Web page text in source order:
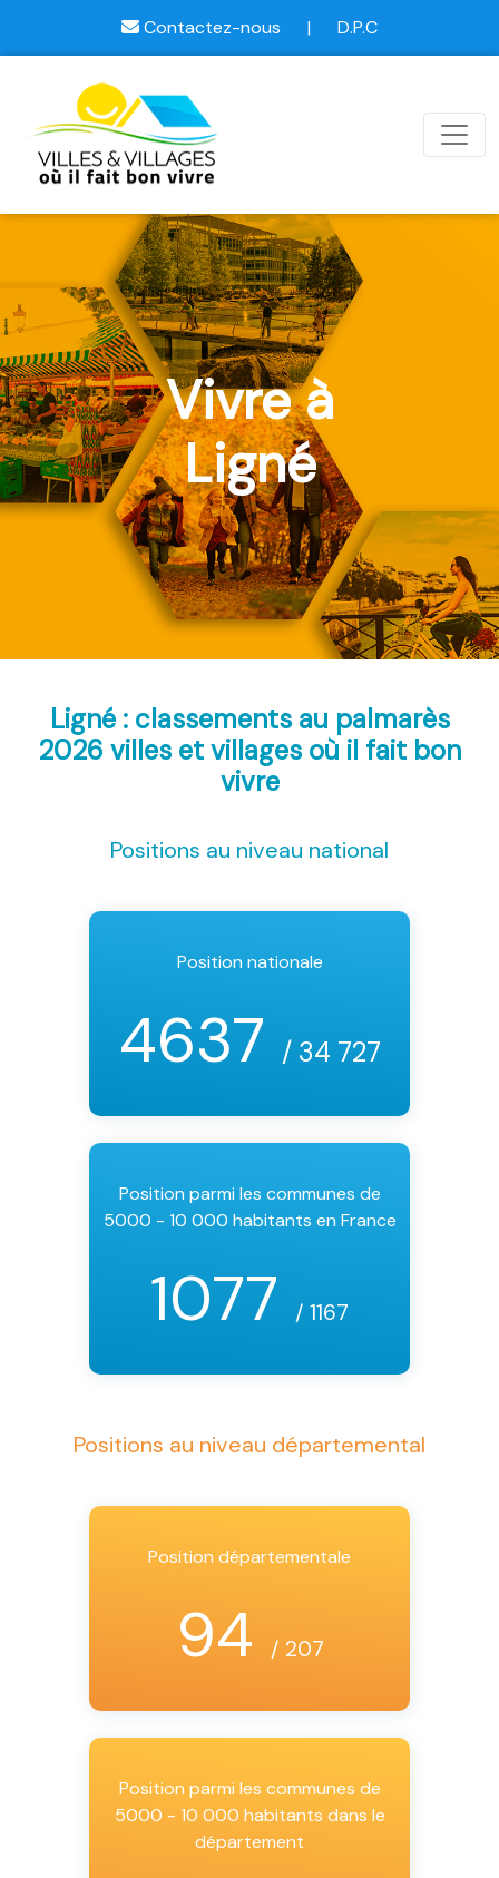
Contactez-nous | D.P.C
Vivre à
Ligné
Ligné : classements au palmarès
2026 villes et villages où il fait bon
vivre
Positions au niveau national
Position nationale
4637 / 34 727
Position parmi les communes de
5000 - 10 000 habitants en France
1077 / 1167
Positions au niveau départemental
Position départementale
94 / 207
Position parmi les communes de
5000 - 10 000 habitants dans le
département